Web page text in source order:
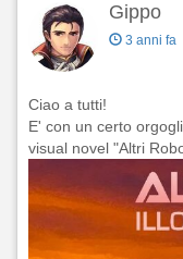
Gippo
3 anni fa
Ciao a tutti!
E' con un certo
visual novel "Altri